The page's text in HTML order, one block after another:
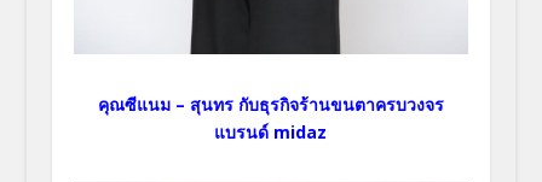
คุณซีแนม – สุนทร กับธุรกิจร้านขนตาครบวงจร
แบรนด์ midaz